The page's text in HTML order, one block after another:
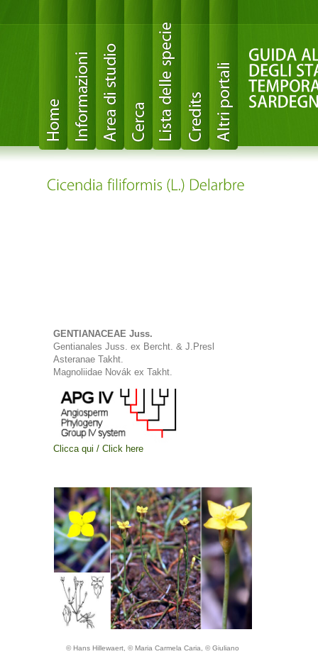
GENTIANACEAE Juss.
Gentianales Juss. ex Bercht. & J.Presl
Asteranae Takht.
Magnoliidae Novák ex Takht.
Clicca qui / Click here
© Hans Hillewaert, © Maria Carmela Caria, © Giuliano